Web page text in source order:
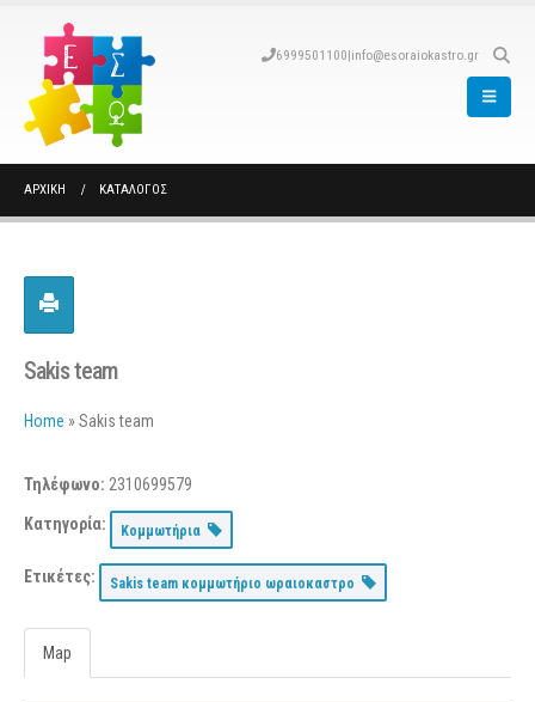
6999501100|info@esoraiokastro.gr
ΑΡΧΙΚΉ ΚΑΤΆΛΟΓΟΣ
Sakis team
Home »Sakis team
Τηλέφωνο: 2310699579
Κατηγορία: Κομμωτήρια
Ετικέτες: Sakis team κομμωτήριο ωραιοκαστρο
Map